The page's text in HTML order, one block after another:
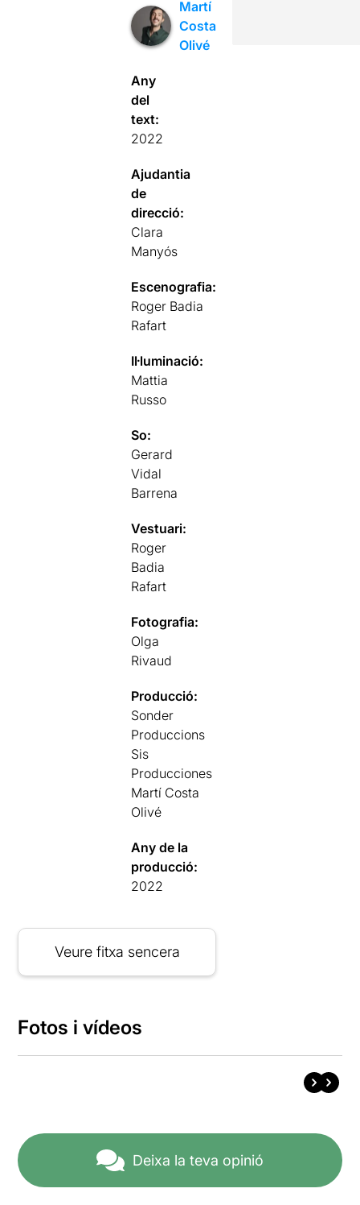
Martí
Costa
Olivé
Any
del
text:
2022
Ajudantia
de
direcció:
Clara
Manyós
Escenografia:
Roger Badia
Rafart
Il·luminació:
Mattia
Russo
So:
Gerard
Vidal
Barrena
Vestuari:
Roger
Badia
Rafart
Fotografia:
Olga
Rivaud
Producció:
Sonder
Produccions
Sis
Producciones
Martí Costa
Olivé
Any de la
producció:
2022
Veure fitxa sencera
Fotos i vídeos
Deixa la teva opinió